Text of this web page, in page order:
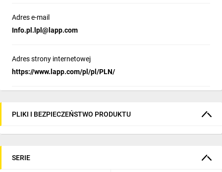
Adres e-mail
Info.pl.lpl@lapp.com
Adres strony internetowej
https://www.lapp.com/pl/pl/PLN/
PLIKI I BEZPIECZEŃSTWO PRODUKTU
SERIE